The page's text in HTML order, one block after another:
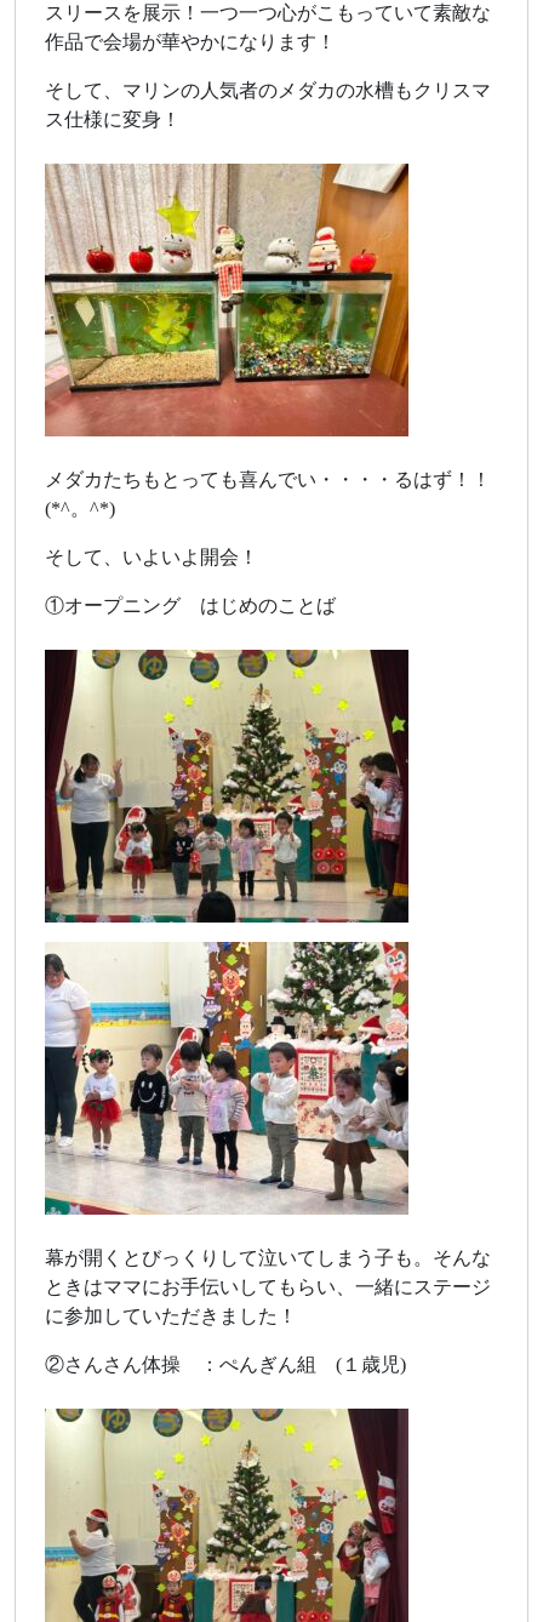
スリースを展示！一つ一つ心がこもっていて素敵な
作品で会場が華やかになります！
そして、マリンの人気者のメダカの水槽もクリスマ
ス仕様に変身！
メダカたちもとっても喜んでい・・・・るはず！！
(*^。^*)
そして、いよいよ開会！
①オープニング はじめのことば
幕が開くとびっくりして泣いてしまう子も。そんな
ときはママにお手伝いしてもらい、一緒にステージ
に参加していただきました！
②さんさん体操 ：ぺんぎん組 (１歳児)